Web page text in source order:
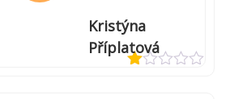
Kristýna
Příplatová